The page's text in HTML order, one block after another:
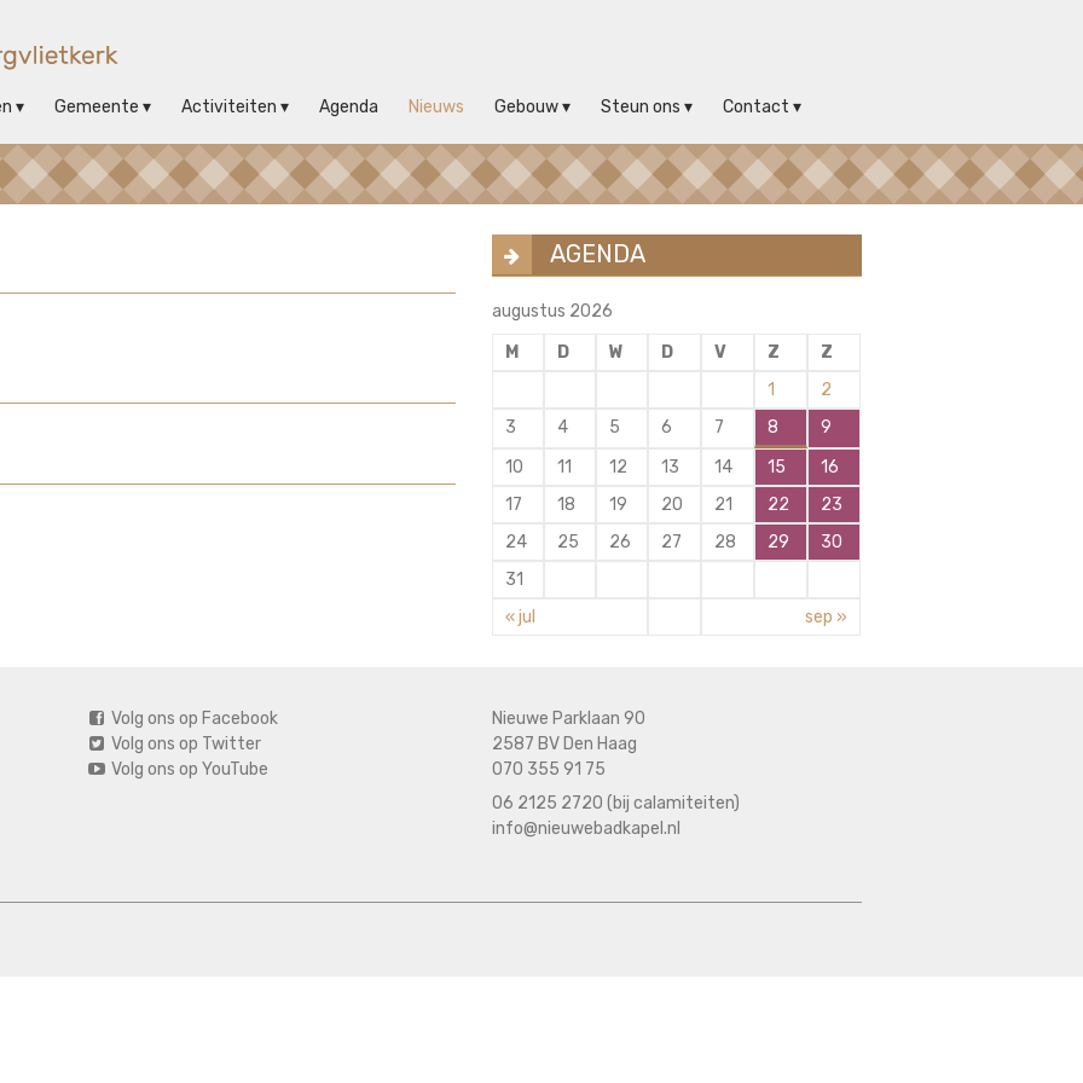
Gemeente Activiteiten Agenda Nieuws Gebouw Steun ons Contact
AGENDA
augustus 2026
M
D W D V Z
Z
1
2
3
4 5 6 7 8
9
10
11 12 13 14 15
16
17
18 19 20 21 22
23
24
25 26 27 28 29
30
31
« jul
sep »
Volg ons op Facebook
Volg ons op Twitter
Volg ons op YouTube
Nieuwe Parklaan 90
2587 BV Den Haag
070 355 91 75
06 2125 2720 (bij calamiteiten)
info@nieuwebadkapel.nl